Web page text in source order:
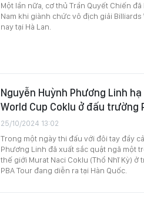
Một lần nữa, cơ thủ Trần Quyết Chiến
Nam khi giành chức vô địch giải
nay tại Hà Lan.
Nguyễn Huỳnh Phương Linh
World Cup Coklu ở đấu trường
25/10/2024 13:02
Trong một ngày thi đấu với đôi tay đầy
Phương Linh đã xuất sắc quật ngã một
thế giới Murat Naci Coklu (Thổ Nhĩ Kỳ)
PBA Tour đang diễn ra tại Hàn Quốc.